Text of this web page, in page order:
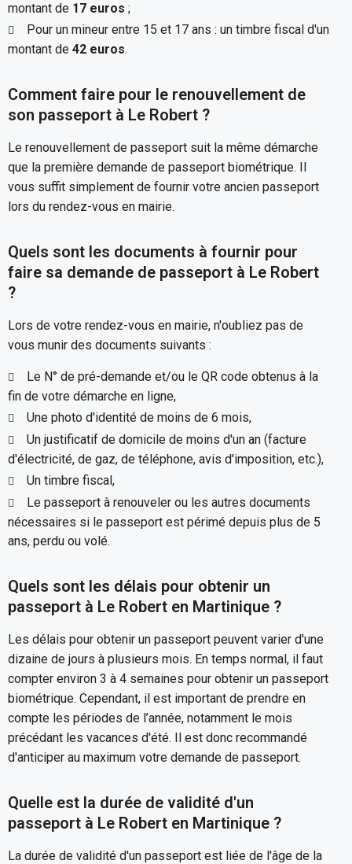
montant de 17 euros ;
Pour un mineur entre 15 et 17 ans : un timbre fiscal d'un
montant de 42 euros.
Comment faire pour le renouvellement de
son passeport à Le Robert ?
Le renouvellement de passeport suit la même démarche
que la première demande de passeport biométrique. Il
vous suffit simplement de fournir votre ancien passeport
lors du rendez-vous en mairie.
Quels sont les documents à fournir pour
faire sa demande de passeport à Le Robert
?
Lors de votre rendez-vous en mairie, n'oubliez pas de
vous munir des documents suivants :
Le N° de pré-demande et/ou le QR code obtenus à la
fin de votre démarche en ligne,
Une photo d'identité de moins de 6 mois,
Un justificatif de domicile de moins d'un an (facture
d'électricité, de gaz, de téléphone, avis d'imposition, etc.),
Un timbre fiscal,
Le passeport à renouveler ou les autres documents
nécessaires si le passeport est périmé depuis plus de 5
ans, perdu ou volé.
Quels sont les délais pour obtenir un
passeport à Le Robert en Martinique ?
Les délais pour obtenir un passeport peuvent varier d'une
dizaine de jours à plusieurs mois. En temps normal, il faut
compter environ 3 à 4 semaines pour obtenir un passeport
biométrique. Cependant, il est important de prendre en
compte les périodes de l’année, notamment le mois
précédant les vacances d'été. Il est donc recommandé
d'anticiper au maximum votre demande de passeport.
Quelle est la durée de validité d'un
passeport à Le Robert en Martinique ?
La durée de validité d'un passeport est liée de l'âge de la